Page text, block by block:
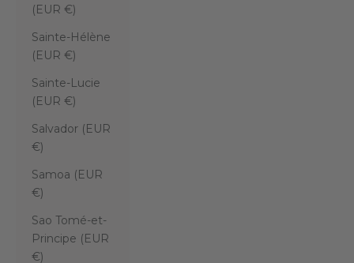
(EUR €)
Sainte-Hélène
(EUR €)
Sainte-Lucie
(EUR €)
Salvador (EUR
€)
Samoa (EUR
€)
Sao Tomé-et-
Principe (EUR
€)